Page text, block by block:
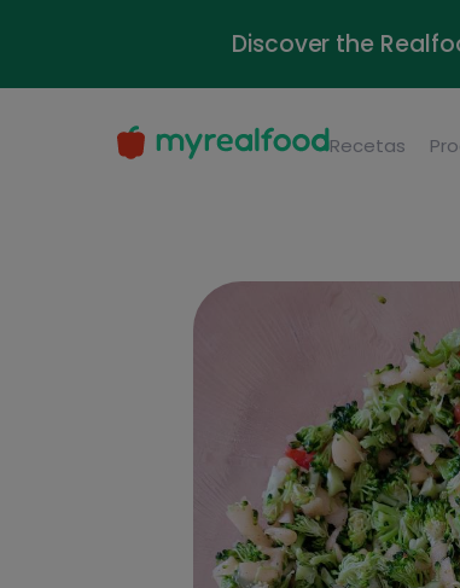
Discover the
Recetas